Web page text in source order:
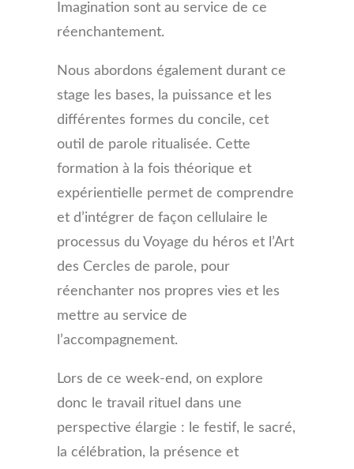
Imagination sont au service de ce
réenchantement.
Nous abordons également durant ce
stage les bases, la puissance et les
différentes formes du concile, cet
outil de parole ritualisée. Cette
formation à la fois théorique et
expérientielle permet de comprendre
et d’intégrer de façon cellulaire le
processus du Voyage du héros et l’Art
des Cercles de parole, pour
réenchanter nos propres vies et les
mettre au service de
l’accompagnement.
Lors de ce week-end, on explore
donc le travail rituel dans une
perspective élargie : le festif, le sacré,
la célébration, la présence et